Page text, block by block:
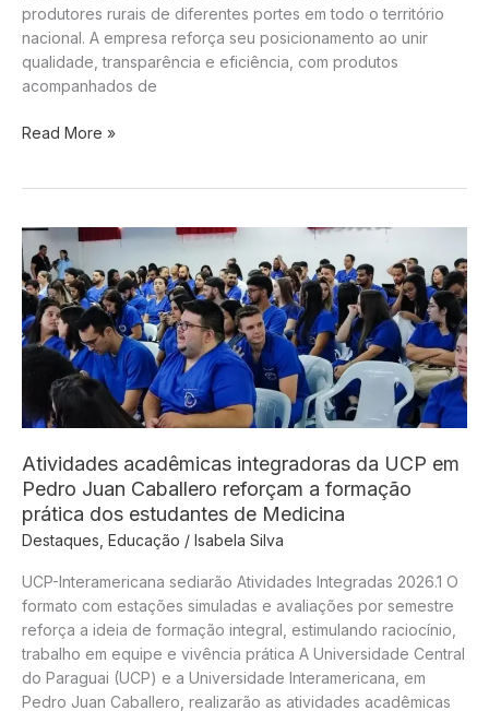
produtores rurais de diferentes portes em todo o território
nacional. A empresa reforça seu posicionamento ao unir
qualidade, transparência e eficiência, com produtos
acompanhados de
Mineradora
fornecimento
de
calcário
dolomítico
e
fortalece
presença
nacional
no
Read More »
Atividades acadêmicas integradoras da UCP em
Pedro Juan Caballero reforçam a formação
prática dos estudantes de Medicina
Destaques Educação / Isabela Silva
UCP-Interamericana sediarão Atividades Integradas 2026.1 O
formato com estações simuladas e avaliações por semestre
reforça a ideia de formação integral, estimulando raciocínio,
trabalho em equipe e vivência prática A Universidade Central
do Paraguai (UCP) e a Universidade Interamericana, em
Pedro Juan Caballero, realizarão as atividades acadêmicas